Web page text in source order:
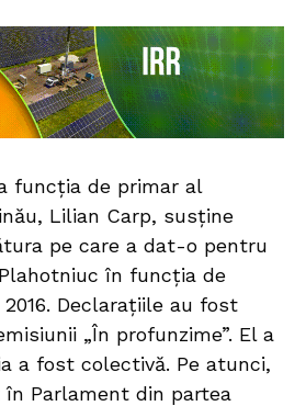
funcția de primar al
Lilian Carp, susține
pe care a dat-o pentru
în funcția de
Declarațiile au fost
„În profunzime”. El a
a fost colectivă. Pe atunci,
Parlament din partea